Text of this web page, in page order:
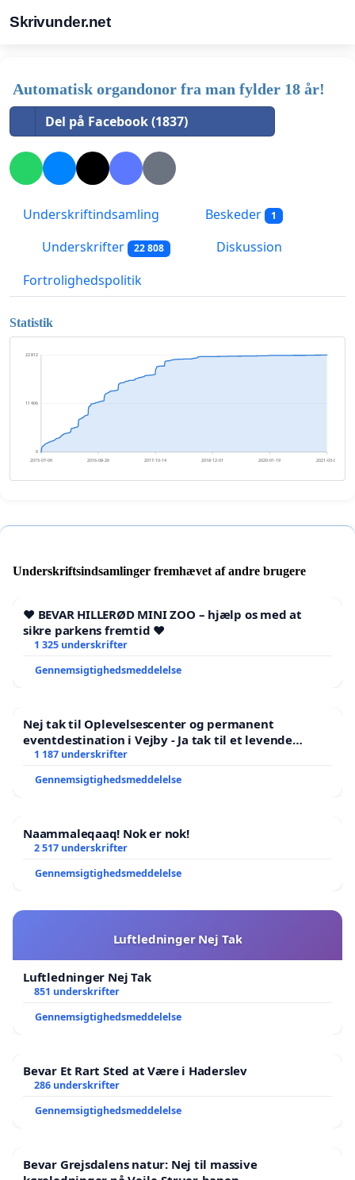
Skrivunder.net
Automatisk organdonor fra man fylder 18 år!
Del på Facebook (1837)
Underskriftindsamling Beskeder 1
Underskrifter 22 808
Diskussion
Fortrolighedspolitik
Statistik
0
11 406
22 812
2015-07-09 2016-08-26 2017-10-14 2018-12-01 2020-01-19 2021-03-08
Underskriftsindsamlinger fremhævet af andre brugere
❤️ BEVAR HILLERØD MINI ZOO – hjælp os med at
sikre parkens fremtid ❤️
1 325 underskrifter
Gennemsigtighedsmeddelelse
Nej tak til Oplevelsescenter og permanent
eventdestination i Vejby - Ja tak til et levende
lokalområde i balance
1 187 underskrifter
Gennemsigtighedsmeddelelse
Naammaleqaaq! Nok er nok!
2 517 underskrifter
Gennemsigtighedsmeddelelse
Luftledninger Nej Tak
Luftledninger Nej Tak
851 underskrifter
Gennemsigtighedsmeddelelse
Bevar Et Rart Sted at Være i Haderslev
286 underskrifter
Gennemsigtighedsmeddelelse
Bevar Grejsdalens natur: Nej til massive